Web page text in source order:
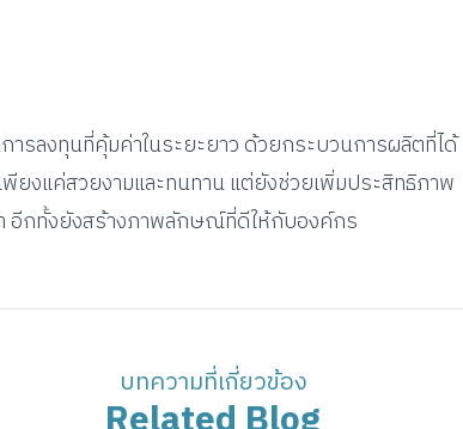
ารลงทุนที่คุ้มค่าในระยะยาว ด้วยกระบวนการผลิตที่ได้
พียงแค่สวยงามและทนทาน แต่ยังช่วยเพิ่มประสิทธิภาพ
อีกทั้งยังสร้างภาพลักษณ์ที่ดีให้กับองค์กร
บทความที่เกี่ยวข้อง